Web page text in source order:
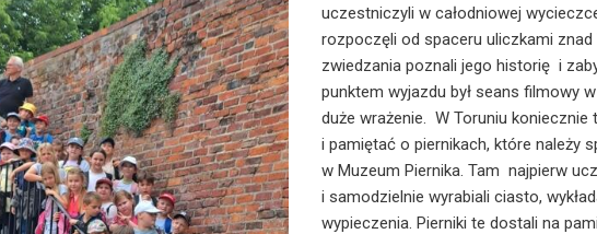
uczestniczyli w całodniowej
rozpoczęli od spaceru uliczkami znad
zwiedzania poznali jego historię i
punktem wyjazdu był seans filmowy
duże wrażenie. W Toruniu koniecznie
i pamiętać o piernikach, które należy
w Muzeum Piernika. Tam najpierw
i samodzielnie wyrabiali ciasto,
wypieczenia. Pierniki te dostali na